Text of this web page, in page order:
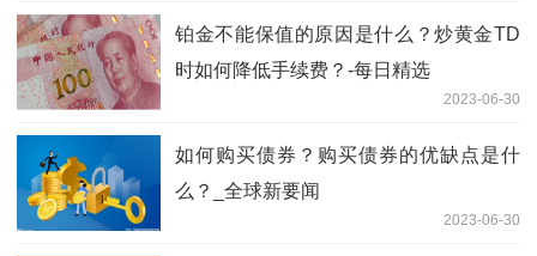
铂金不能保值的原因是什么？炒黄金TD
时如何降低手续费？-每日精选
2023-06-30
如何购买债券？购买债券的优缺点是什
么？_全球新要闻
2023-06-30